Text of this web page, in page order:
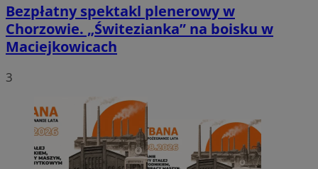
Bezpłatny spektakl plenerowy w
Chorzowie. „Świtezianka” na boisku w
Maciejkowicach
3